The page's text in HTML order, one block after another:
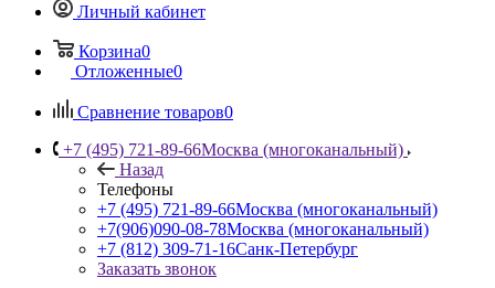
Личный кабинет
Корзина0
Отложенные0
Сравнение товаров0
+7 (495) 721-89-66Москва (многоканальный)
Назад
Телефоны
+7 (495) 721-89-66Москва (многоканальный)
+7(906)090-08-78Москва (многоканальный)
+7 (812) 309-71-16Санк-Петербург
Заказать звонок